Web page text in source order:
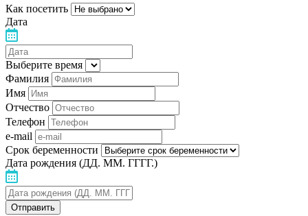
Как посетить
Дата
Выберите время
Фамилия
Имя
Отчество
Телефон
e-mail
Срок беременности
Дата рождения (ДД. ММ. ГГГГ.)